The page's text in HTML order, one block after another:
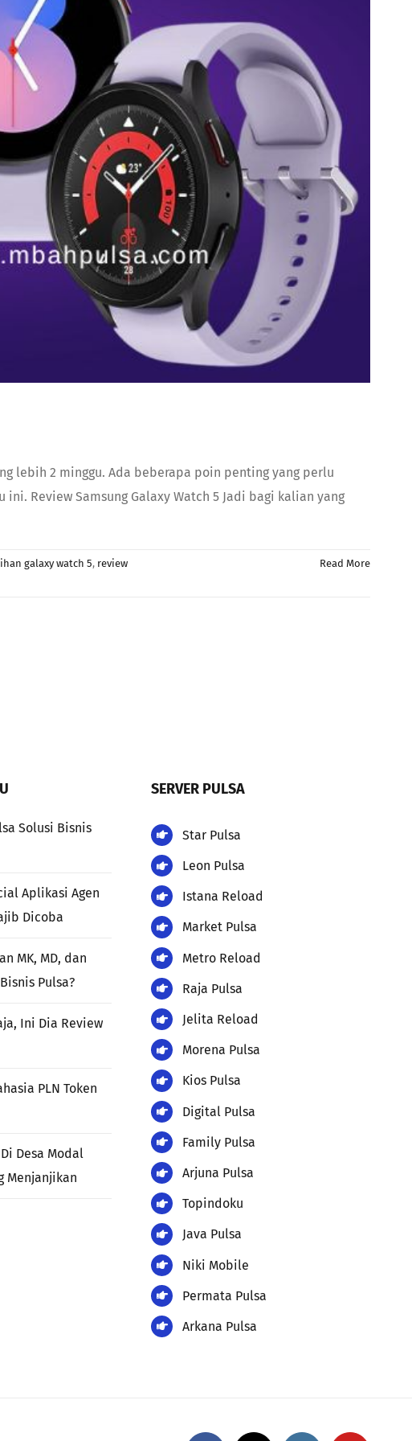
lebih 2 minggu. Ada beberapa poin penting yang perlu
Review Samsung Galaxy Watch 5 Jadi bagi kalian yang
galaxy watch 5, review
Read More
Solusi Bisnis
Aplikasi Agen
Dicoba
MK, MD, dan
Pulsa?
Ini Dia Review
PLN Token
Desa Modal
Menjanjikan
SERVER PULSA
Star Pulsa
Leon Pulsa
Istana Reload
Market Pulsa
Metro Reload
Raja Pulsa
Jelita Reload
Morena Pulsa
Kios Pulsa
Digital Pulsa
Family Pulsa
Arjuna Pulsa
Topindoku
Java Pulsa
Niki Mobile
Permata Pulsa
Arkana Pulsa